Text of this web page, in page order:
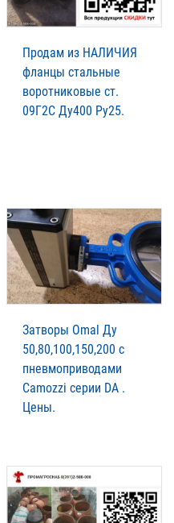
Продам из НАЛИЧИЯ
фланцы стальные
воротниковые ст.
09Г2С Ду400 Ру25.
Затворы Omal Ду
50,80,100,150,200 с
пневмоприводами
Camozzi серии DA .
Цены.